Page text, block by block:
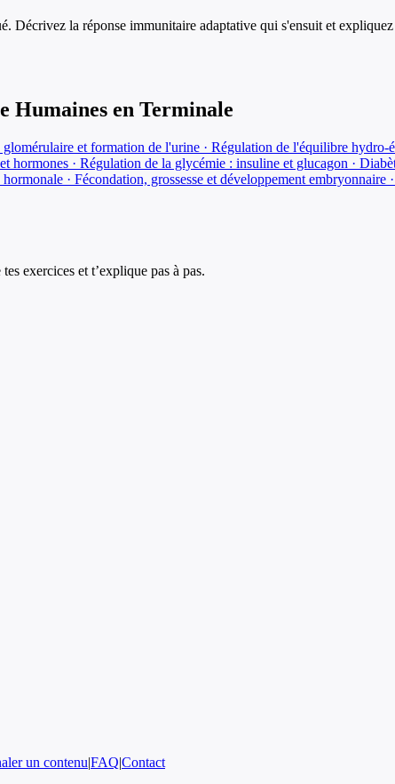
Décrivez la réponse immunitaire adaptative qui s'ensuit et
Humaines en Terminale
et formation de l'urine · Régulation de l'équilibre hydro-
hormones · Régulation de la glycémie : insuline et glucagon ·
· Fécondation, grossesse et développement embryonnaire
exercices et t’explique pas à pas.
un contenu|FAQ|Contact